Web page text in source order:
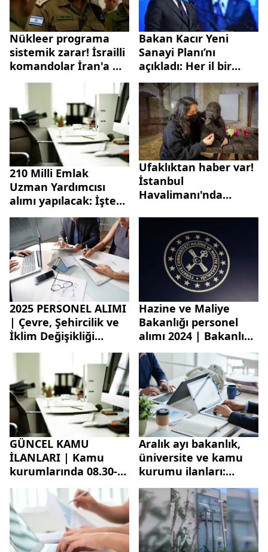
Nükleer programa
sistemik zarar! İsrailli
komandolar İran'a mı
sızdı? İsrail
Genelkurmay Başkanı
Zamir'den flaş iddia...
Bakan Kacır Yeni
Sanayi Planı’nı
açıkladı: Her il bir
üretim üssü olacak
210 Milli Emlak
Uzman Yardımcısı
alımı yapılacak: İşte
başvuru şartları ve
detaylar
Ufaklıktan haber var!
İstanbul
Havalimanı'nda
yavrusu için paylaşım
2025 PERSONEL ALIMI
| Çevre, Şehircilik ve
İklim Değişikliği
Bakanlığı 1331
personel alımı
yapacak
Hazine ve Maliye
Bakanlığı personel
alımı 2024 | Bakanlık
456 sözleşmeli
personel alımı şartları
neler?
GÜNCEL KAMU
İLANLARI | Kamu
kurumlarında 08.30-
17.00 saatleri
arasında çalışacak
personel aranıyor
Aralık ayı bakanlık,
üniversite ve kamu
kurumu ilanları:
11.041 sözleşmeli
personel alımı
yapılacak!